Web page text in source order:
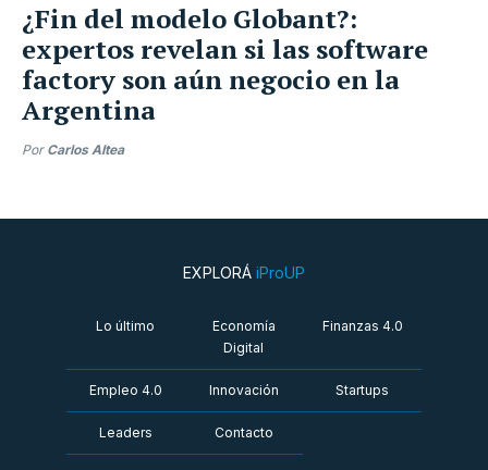
¿Fin del modelo Globant?:
expertos revelan si las software
factory son aún negocio en la
Argentina
Por Carlos Altea
EXPLORÁ iProUP
Lo último
Economía
Digital
Finanzas 4.0
Empleo 4.0 Innovación Startups
Leaders Contacto